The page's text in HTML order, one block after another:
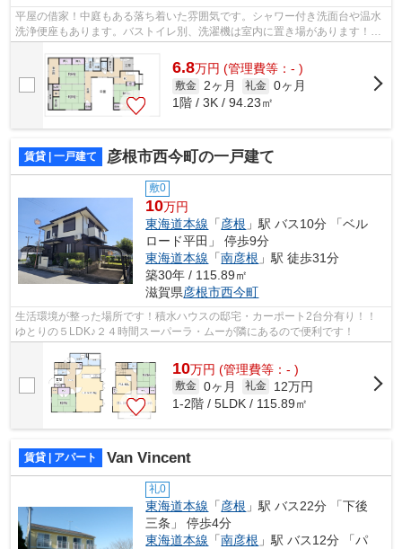
平屋の借家！中庭もある落ち着いた雰囲気です。シャワー付き洗面台や温水
洗浄便座もあります。バストイレ別、洗濯機は室内に置き場があります！都
市ガスの物件ですよ♪
6.8万円 (管理費等：- )
敷金 2ヶ月 礼金 0ヶ月
1階 / 3K / 94.23㎡
賃貸 | 一戸建て 彦根市西今町の一戸建て
敷0
10万円
東海道本線 「彦根 」駅 バス10分 「ベル
ロード平田」 停歩9分
東海道本線 「南彦根 」駅 徒歩31分
築30年 / 115.89㎡
滋賀県彦根市西今町
生活環境が整った場所です！積水ハウスの邸宅・カーポート2台分有り！！
ゆとりの５LDK♪２４時間スーパーラ・ムーが隣にあるので便利です！
10万円 (管理費等：- )
敷金 0ヶ月 礼金
12万円
1-2階 / 5LDK / 115.89㎡
賃貸 | アパート Van Vincent
礼0
東海道本線 「彦根 」駅 バス22分 「下後
三条」 停歩4分
東海道本線 「南彦根 」駅 バス12分 「パ